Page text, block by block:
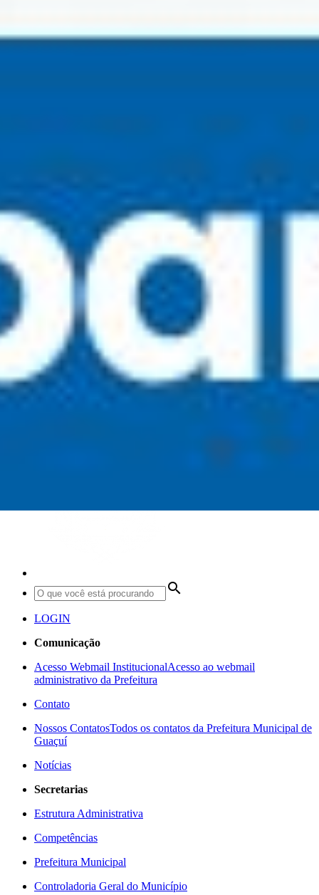
search
LOGIN
Comunicação
Acesso Webmail InstitucionalAcesso ao webmail
administrativo da Prefeitura
Contato
Nossos ContatosTodos os contatos da Prefeitura Municipal de
Guaçuí
Notícias
Secretarias
Estrutura Administrativa
Competências
Prefeitura Municipal
Controladoria Geral do Município